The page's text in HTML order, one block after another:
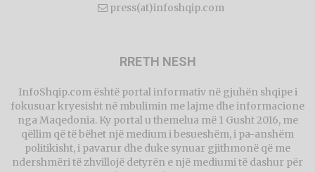
press(at)infoshqip.com
RRETH NESH
InfoShqip.com është portal informativ në gjuhën shqipe i
fokusuar kryesisht në mbulimin me lajme dhe informacione
nga Maqedonia. Ky portal u themelua më 1 Gusht 2016, me
qëllim që të bëhet një medium i besueshëm, i pa-anshëm
politikisht, i pavarur dhe duke synuar gjithmonë që me
ndershmëri të zhvillojë detyrën e një mediumi të dashur për